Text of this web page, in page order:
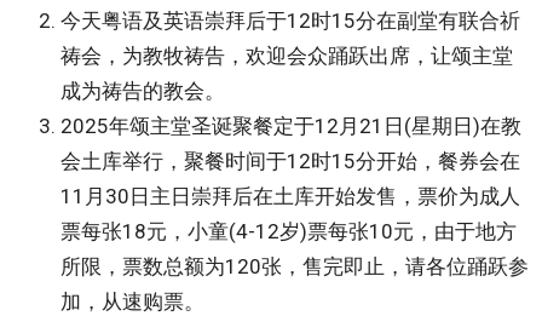
今天粤语及英语崇拜后于12时15分在副堂有联合祈
祷会，为教牧祷告，欢迎会众踊跃出席，让颂主堂
成为祷告的教会。
2025年颂主堂圣诞聚餐定于12月21日(星期日)在教
会土库举行，聚餐时间于12时15分开始，餐券会在
11月30日主日崇拜后在土库开始发售，票价为成人
票每张18元，小童(4-12岁)票每张10元，由于地方
所限，票数总额为120张，售完即止，请各位踊跃参
加，从速购票。